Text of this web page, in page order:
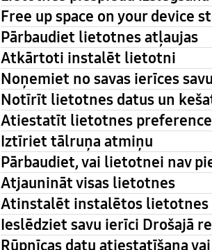
Free up space on your device
Pārbaudiet lietotnes atļaujas
Atkārtoti instalēt lietotni
Noņemiet no savas ierīces
Notīrīt lietotnes datus un
Atiestatīt lietotnes
Iztīriet tālruņa atmiņu
Pārbaudiet, vai lietotnei nav
Atjaunināt visas lietotnes
Atinstalēt instalētos lietotnes
Ieslēdziet savu ierīci Drošajā
Rūpnīcas datu atiestatīšana